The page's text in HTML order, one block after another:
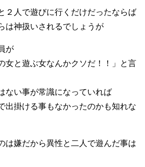
２人で遊びに行くだけだったならば
は神扱いされるでしょうが
が
女と遊ぶ女なんかクソだ！！」と言
ない事が常識になっていれば
出掛ける事もなかったのかも知れな
は嫌だから異性と二人で遊んだ事は